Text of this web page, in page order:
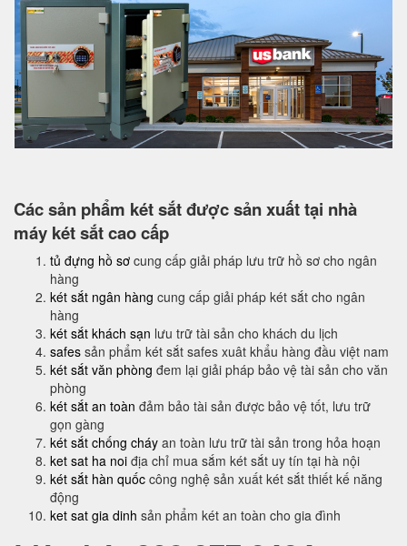
Các sản phẩm két sắt được sản xuất tại nhà
máy két sắt cao cấp
tủ đựng hồ sơ cung cấp giải pháp lưu trữ hồ sơ cho ngân
hàng
két sắt ngân hàng cung cấp giải pháp két sắt cho ngân
hàng
két sắt khách sạn lưu trữ tài sản cho khách du lịch
safes sản phẩm két sắt safes xuât khẩu hàng đầu việt nam
két sắt văn phòng đem lại giải pháp bảo vệ tài sản cho văn
phòng
két sắt an toàn đảm bảo tài sản được bảo vệ tốt, lưu trữ
gọn gàng
két sắt chống cháy an toàn lưu trữ tài sản trong hỏa hoạn
ket sat ha noi địa chỉ mua sắm két sắt uy tín tại hà nội
két sắt hàn quốc công nghệ sản xuất két sắt thiết kế năng
động
ket sat gia dinh sản phẩm két an toàn cho gia đình